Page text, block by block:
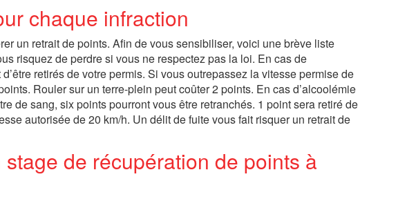
chaque infraction
un retrait de points. Afin de vous sensibiliser, voici une brève liste
risquez de perdre si vous ne respectez pas la loi. En cas de
retirés de votre permis. Si vous outrepassez la vitesse permise de
Rouler sur un terre-plein peut coûter 2 points. En cas d’alcoolémie
de sang, six points pourront vous être retranchés. 1 point sera retiré de
autorisée de 20 km/h. Un délit de fuite vous fait risquer un retrait de
de récupération de points à